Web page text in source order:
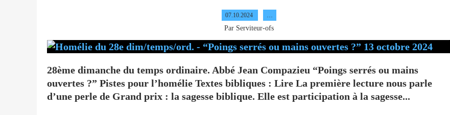
07.10.2024 …
Par Serviteur-ofs
28ème dimanche du temps ordinaire. Abbé Jean Compazieu “Poings serrés ou mains
ouvertes ?” Pistes pour l’homélie Textes bibliques : Lire La première lecture nous parle
d’une perle de Grand prix : la sagesse biblique. Elle est participation à la sagesse...